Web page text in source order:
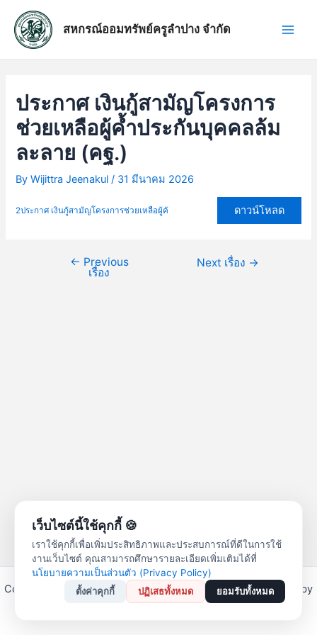
content
สหกรณ์ออมทรัพย์ครูลำปาง จำกัด
ประกาศ เงินกู้สามัญโครงการ
ช่วยเหลือผู้ค้ำประกันบุคคลล้ม
ละลาย (คฐ.)
ByWijittra Jeenakul/ 31 มีนาคม 2026
2ประกาศ เงินกู้สามัญโครงการช่วยเหลือผู้ค้ ดาวน์โหลด
เรื่อง
← Previous
เรื่อง
Next เรื่อง →
Copyright © 2026 สหกรณ์ออมทรัพย์ครูลำปาง จำกัด | Powered by
Astra WordPress Theme
เว็บไซต์นี้ใช้คุกกี้ 🍪
เราใช้คุกกี้เพื่อเพิ่มประสิทธิภาพและประสบการณ์ที่ดีในการใช้
งานเว็บไซต์ คุณสามารถศึกษารายละเอียดเพิ่มเติมได้ที่
นโยบายความเป็นส่วนตัว (Privacy Policy)
ตั้งค่าคุกกี้
ปฏิเสธทั้งหมด ยอมรับทั้งหมด